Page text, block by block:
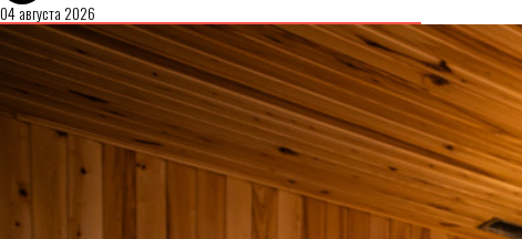
04 августа 2026